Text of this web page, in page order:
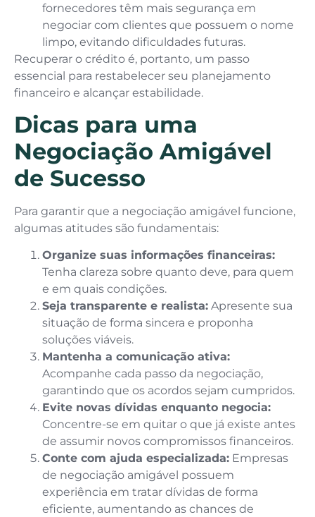
fornecedores têm mais segurança em
negociar com clientes que possuem o nome
limpo, evitando dificuldades futuras.
Recuperar o crédito é, portanto, um passo
essencial para restabelecer seu planejamento
financeiro e alcançar estabilidade.
Dicas para uma
Negociação Amigável
de Sucesso
Para garantir que a negociação amigável funcione,
algumas atitudes são fundamentais:
Organize suas informações financeiras:
Tenha clareza sobre quanto deve, para quem
e em quais condições.
Seja transparente e realista: Apresente sua
situação de forma sincera e proponha
soluções viáveis.
Mantenha a comunicação ativa:
Acompanhe cada passo da negociação,
garantindo que os acordos sejam cumpridos.
Evite novas dívidas enquanto negocia:
Concentre-se em quitar o que já existe antes
de assumir novos compromissos financeiros.
Conte com ajuda especializada: Empresas
de negociação amigável possuem
experiência em tratar dívidas de forma
eficiente, aumentando as chances de